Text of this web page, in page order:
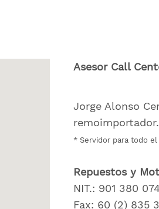
Asesor Call
Jorge Alonso
* Servidor para todo el
Repuestos y
NIT.: 901 380
Fax: 60 (2) 835